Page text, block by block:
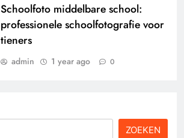
Schoolfoto middelbare school:
professionele schoolfotografie voor
tieners
admin 1 year ago 0
ZOEKEN